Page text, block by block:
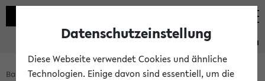
Studieninformation
Bachelorbaukasten: Start
Datenschutzeinstellung
Diese Webseite verwendet Cookies und ähnliche
Technologien. Einige davon sind essentiell, um die